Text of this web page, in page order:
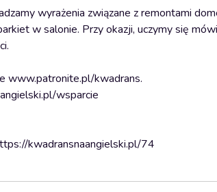
wyrażenia związane z remontami
w salonie. Przy okazji, uczymy się
www.patronite.pl/kwadrans.
wsparcie
kwadransnaangielski.pl/74